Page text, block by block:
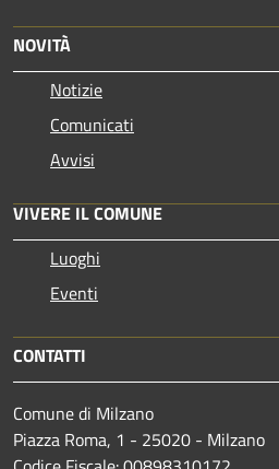
NOVITÀ
Notizie
Comunicati
Avvisi
VIVERE IL COMUNE
Luoghi
Eventi
CONTATTI
Comune di Milzano
Piazza Roma, 1 - 25020 - Milzano